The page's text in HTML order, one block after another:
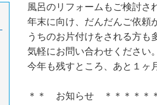
風呂のリフォームもご検討さ
年末に向け、だんだんご依頼
うちのお片付けをされる方も
気軽にお問い合わせください。
今年も残すところ、あと１ヶ
＊＊ お知らせ ＊＊＊＊＊